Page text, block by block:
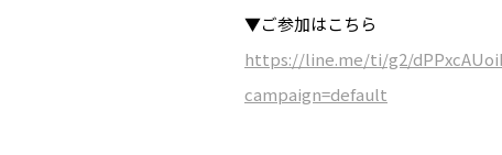
▼ご参加はこちら
https://line.me/ti/g2/
campaign=default